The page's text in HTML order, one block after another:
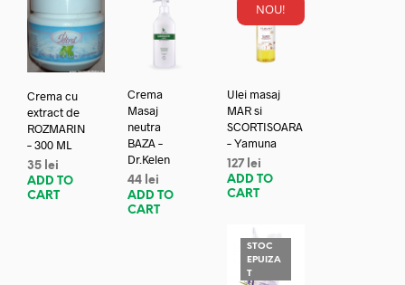
Crema cu
extract de
ROZMARIN
– 300 ML
35 lei
ADD TO
CART
Crema
Masaj
neutra
BAZA –
Dr.Kelen
44 lei
ADD TO
CART
NOU!
Ulei masaj
MAR si
SCORTISOARA
– Yamuna
127 lei
ADD TO
CART
STOC
EPUIZA
T